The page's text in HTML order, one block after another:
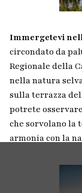
Immergetevi
circondato da
Regionale della
nella natura
sulla terrazza
potrete
che sorvolano la
armonia con la